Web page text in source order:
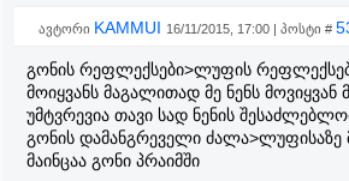
ავტორი KAMMUI 16/11/2015, 17:00 | პოსტი #
გონის რეფლექსები>ლუფის
მოიყვანს მაგალითად მე ნენს
უმტვრევია თავი სად ნენის
გონის დამანგრეველი
მაინცაა გონი პრაიმში